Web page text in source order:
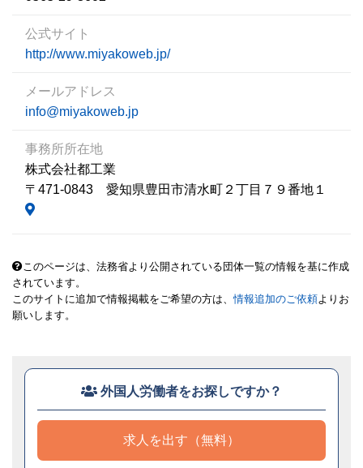
公式サイト
http://www.miyakoweb.jp/
メールアドレス
info@miyakoweb.jp
事務所所在地
株式会社都工業
〒471-0843 愛知県豊田市清水町２丁目７９番地１
このページは、法務省より公開されている団体一覧の情報を基に作成
されています。
このサイトに追加で情報掲載をご希望の方は、情報追加のご依頼よりお
願いします。
外国人労働者をお探しですか？
求人を出す（無料）